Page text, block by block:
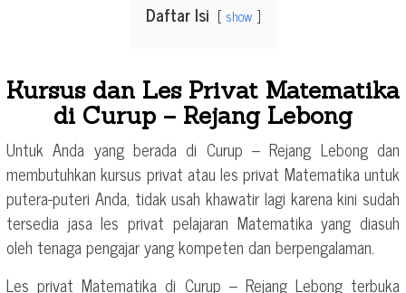
Daftar Isi show
Kursus dan Les Privat Matematika
di Curup – Rejang Lebong
Untuk Anda yang berada di Curup – Rejang Lebong dan
membutuhkan kursus privat atau les privat Matematika untuk
putera-puteri Anda, tidak usah khawatir lagi karena kini sudah
tersedia jasa les privat pelajaran Matematika yang diasuh
oleh tenaga pengajar yang kompeten dan berpengalaman.
Les privat Matematika di Curup – Rejang Lebong terbuka